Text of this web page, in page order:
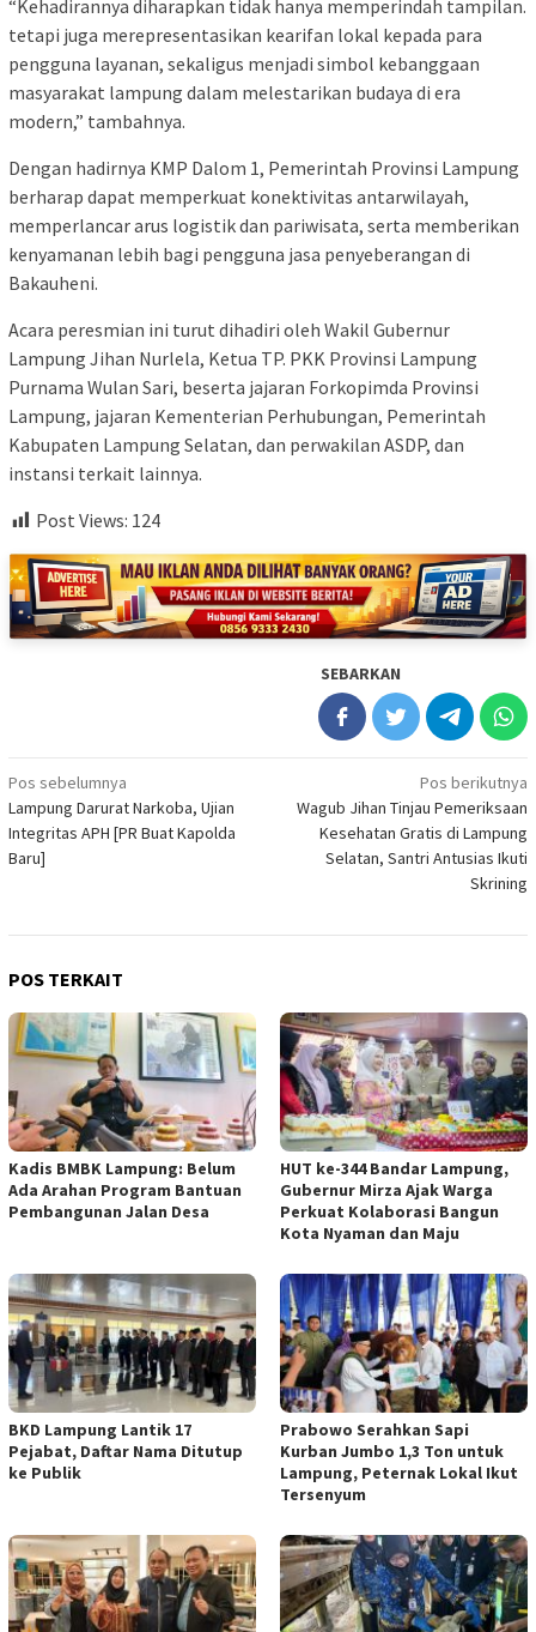
“Kehadirannya diharapkan tidak hanya memperindah tampilan.
tetapi juga merepresentasikan kearifan lokal kepada para
pengguna layanan, sekaligus menjadi simbol kebanggaan
masyarakat lampung dalam melestarikan budaya di era
modern,” tambahnya.
Dengan hadirnya KMP Dalom 1, Pemerintah Provinsi Lampung
berharap dapat memperkuat konektivitas antarwilayah,
memperlancar arus logistik dan pariwisata, serta memberikan
kenyamanan lebih bagi pengguna jasa penyeberangan di
Bakauheni.
Acara peresmian ini turut dihadiri oleh Wakil Gubernur
Lampung Jihan Nurlela, Ketua TP. PKK Provinsi Lampung
Purnama Wulan Sari, beserta jajaran Forkopimda Provinsi
Lampung, jajaran Kementerian Perhubungan, Pemerintah
Kabupaten Lampung Selatan, dan perwakilan ASDP, dan
instansi terkait lainnya.
Post Views: 124
SEBARKAN
Navigasi
pos
Pos sebelumnya
Lampung Darurat Narkoba, Ujian
Integritas APH [PR Buat Kapolda
Baru]
Pos berikutnya
Wagub Jihan Tinjau Pemeriksaan
Kesehatan Gratis di Lampung
Selatan, Santri Antusias Ikuti
Skrining
POS TERKAIT
Kadis BMBK Lampung: Belum
Ada Arahan Program Bantuan
Pembangunan Jalan Desa
HUT ke-344 Bandar Lampung,
Gubernur Mirza Ajak Warga
Perkuat Kolaborasi Bangun
Kota Nyaman dan Maju
BKD Lampung Lantik 17
Pejabat, Daftar Nama Ditutup
ke Publik
Prabowo Serahkan Sapi
Kurban Jumbo 1,3 Ton untuk
Lampung, Peternak Lokal Ikut
Tersenyum